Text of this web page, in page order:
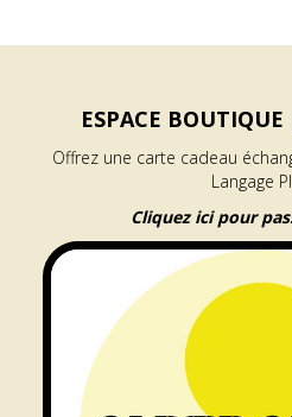
ESPACE BOUTIQUE
Offrez une carte cadeau
Langage
Cliquez ici pour
à l’accueil des publics
GÉNÉRATEUR
RÉSIDENCE
En savoir plus... about